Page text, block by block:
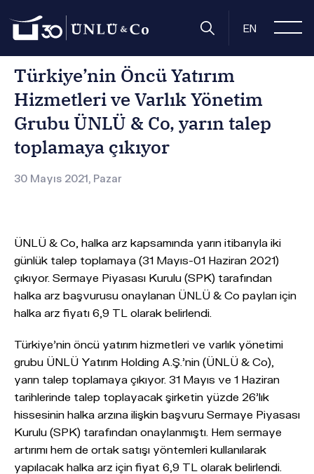
EN
Anasayfa Basın Odası Basın Bültenleri Türkiye’nin
Türkiye’nin Öncü Yatırım
Hizmetleri ve Varlık Yönetim
Grubu ÜNLÜ & Co, yarın talep
toplamaya çıkıyor
30 Mayıs 2021, Pazar
ÜNLÜ & Co, halka arz kapsamında yarın itibarıyla iki
günlük talep toplamaya (31 Mayıs-01 Haziran 2021)
çıkıyor. Sermaye Piyasası Kurulu (SPK) tarafından
halka arz başvurusu onaylanan ÜNLÜ & Co payları için
halka arz fiyatı 6,9 TL olarak belirlendi.
Türkiye’nin öncü yatırım hizmetleri ve varlık yönetimi
grubu ÜNLÜ Yatırım Holding A.Ş.’nin (ÜNLÜ & Co),
yarın talep toplamaya çıkıyor. 31 Mayıs ve 1 Haziran
tarihlerinde talep toplayacak şirketin yüzde 26’lık
hissesinin halka arzına ilişkin başvuru Sermaye Piyasası
Kurulu (SPK) tarafından onaylanmıştı. Hem sermaye
artırımı hem de ortak satışı yöntemleri kullanılarak
yapılacak halka arz için fiyat 6,9 TL olarak belirlendi.